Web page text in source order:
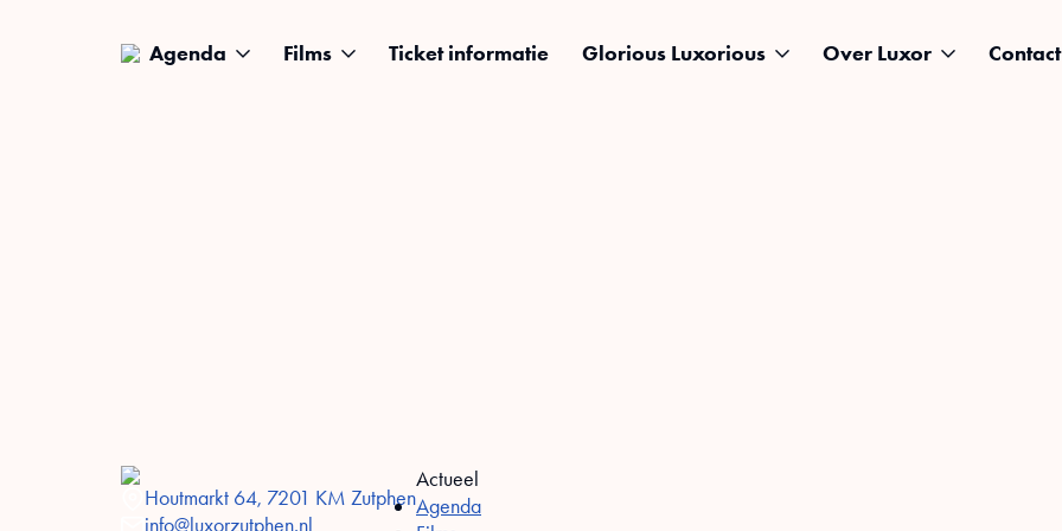
Agenda Films Ticket informatie Glorious Luxorious Over Luxor
Contact
Houtmarkt 64, 7201 KM Zutphen
info@luxorzutphen.nl
Actueel
Agenda